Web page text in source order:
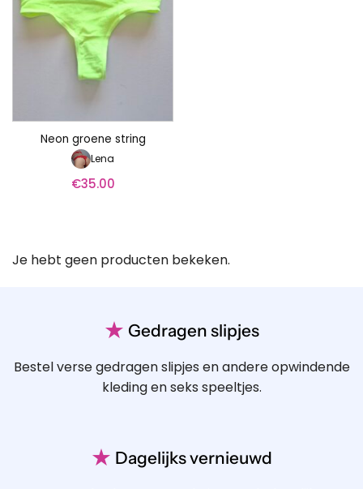
Neon groene string
Lena
€35.00
Je hebt geen producten bekeken.
★ Gedragen slipjes
Bestel verse gedragen slipjes en andere opwindende
kleding en seks speeltjes.
★ Dagelijks vernieuwd